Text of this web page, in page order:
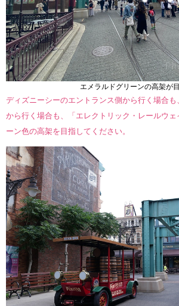
エメラルドグリーンの高架が
ディズニーシーのエントランス側から行く場合も
から行く場合も、「エレクトリック・レールウェ
ーン色の高架を目指してください。